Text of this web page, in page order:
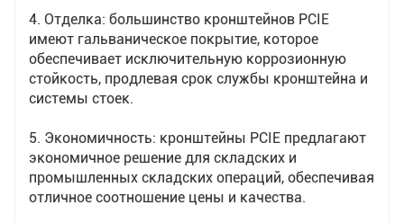
4. Отделка: большинство кронштейнов PCIE
имеют гальваническое покрытие, которое
обеспечивает исключительную коррозионную
стойкость, продлевая срок службы кронштейна и
системы стоек.
5. Экономичность: кронштейны PCIE предлагают
экономичное решение для складских и
промышленных складских операций, обеспечивая
отличное соотношение цены и качества.